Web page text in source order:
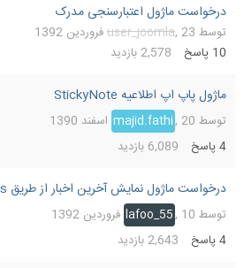
درخواست ماژول اعتبارسنجی مدرک
توسط user_joomla ,23 فروردین 1392
10 پاسخ 2,578بازدید
ماژول پاپ اپ اطلاعیه StickyNote
توسط majid.fathi ,20 اسفند 1390
4پاسخ 6,089 بازدید
درخواست ماژول نمايش آخرين اخبار از طريق rss
توسط lafoo_55 ,10 فروردین 1392
4پاسخ 2,643بازدید